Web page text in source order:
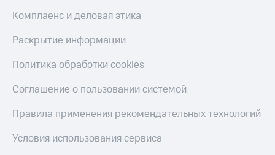
Комплаенс и деловая этика
Раскрытие информации
Политика обработки cookies
Соглашение о пользовании системой
Правила применения рекомендательных технологий
Условия использования сервиса